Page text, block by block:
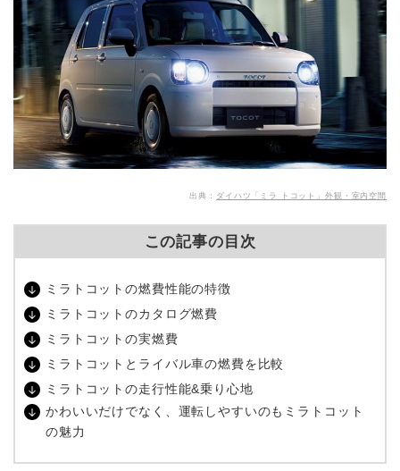
出典： ダイハツ「ミラ トコット」外観・室内空間
この記事の目次
ミラトコットの燃費性能の特徴
ミラトコットのカタログ燃費
ミラトコットの実燃費
ミラトコットとライバル車の燃費を比較
ミラトコットの走行性能&乗り心地
かわいいだけでなく、運転しやすいのもミラトコット
の魅力